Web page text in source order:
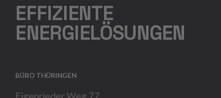
EFFIZIENTE
ENERGIELÖSUNGEN
BÜRO THÜRINGEN
Eigenrieder Weg 77